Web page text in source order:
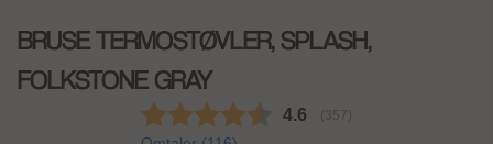
BRUSE TERMOSTØVLER, SPLASH,
FOLKSTONE GRAY
Gjennomsnittskarakter:
4.6